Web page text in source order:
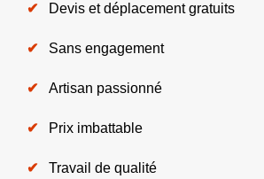
Devis et déplacement gratuits
Sans engagement
Artisan passionné
Prix imbattable
Travail de qualité